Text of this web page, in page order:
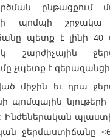
ընթացքում
պոմպի շրջակա
պետք է լինի 40
շարժիչային
չպետք է գերազանցի
միջին եւ դրա
պոմպային նյութերի
Ինժեներական
ջերմաստիճանը